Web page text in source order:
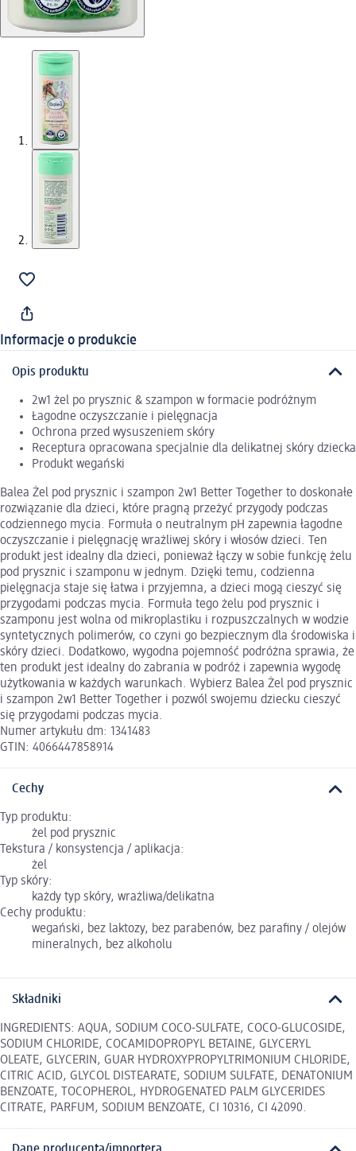
Informacje o produkcie
Opis produktu
2w1 żel po prysznic & szampon w formacie podróżnym
Łagodne oczyszczanie i pielęgnacja
Ochrona przed wysuszeniem skóry
Receptura opracowana specjalnie dla delikatnej skóry dziecka
Produkt wegański
Balea Żel pod prysznic i szampon 2w1 Better Together to doskonałe
rozwiązanie dla dzieci, które pragną przeżyć przygody podczas
codziennego mycia. Formuła o neutralnym pH zapewnia łagodne
oczyszczanie i pielęgnację wrażliwej skóry i włosów dzieci. Ten
produkt jest idealny dla dzieci, ponieważ łączy w sobie funkcję żelu
pod prysznic i szamponu w jednym. Dzięki temu, codzienna
pielęgnacja staje się łatwa i przyjemna, a dzieci mogą cieszyć się
przygodami podczas mycia. Formuła tego żelu pod prysznic i
szamponu jest wolna od mikroplastiku i rozpuszczalnych w wodzie
syntetycznych polimerów, co czyni go bezpiecznym dla środowiska i
skóry dzieci. Dodatkowo, wygodna pojemność podróżna sprawia, że
ten produkt jest idealny do zabrania w podróż i zapewnia wygodę
użytkowania w każdych warunkach. Wybierz Balea Żel pod prysznic
i szampon 2w1 Better Together i pozwól swojemu dziecku cieszyć
się przygodami podczas mycia.
Numer artykułu dm: 1341483
GTIN: 4066447858914
Cechy
Typ produktu:
żel pod prysznic
Tekstura / konsystencja / aplikacja:
żel
Typ skóry:
każdy typ skóry, wrażliwa/delikatna
Cechy produktu:
wegański, bez laktozy, bez parabenów, bez parafiny / olejów
mineralnych, bez alkoholu
Składniki
INGREDIENTS: AQUA, SODIUM COCO-SULFATE, COCO-GLUCOSIDE,
SODIUM CHLORIDE, COCAMIDOPROPYL BETAINE, GLYCERYL
OLEATE, GLYCERIN, GUAR HYDROXYPROPYLTRIMONIUM CHLORIDE,
CITRIC ACID, GLYCOL DISTEARATE, SODIUM SULFATE, DENATONIUM
BENZOATE, TOCOPHEROL, HYDROGENATED PALM GLYCERIDES
CITRATE, PARFUM, SODIUM BENZOATE, CI 10316, CI 42090.